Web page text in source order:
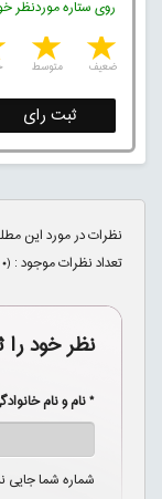
روی ستاره موردنظر
2 stars 1 starمتوسط ضعیف
ثبت رای
نظرات در مورد این
تعداد نظرات موجود : (۰
نظر خود را
* نام و نام
شماره شما جایی